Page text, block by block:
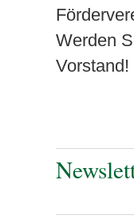
Werden
Vorstand!